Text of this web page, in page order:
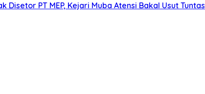
Disetor PT MEP, Kejari Muba Atensi Bakal Usut Tuntas